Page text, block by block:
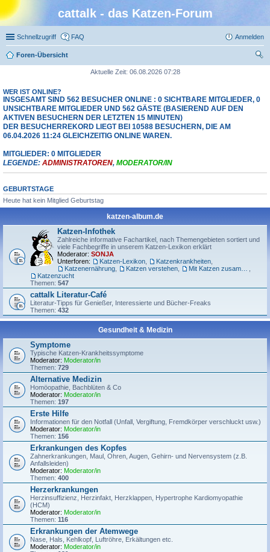
cattalk - das Katzen-Forum
Schnellzugriff FAQ Anmelden
Foren-Übersicht
Aktuelle Zeit: 06.08.2026 07:28
WER IST ONLINE?
INSGESAMT SIND 562 BESUCHER ONLINE : 0 SICHTBARE MITGLIEDER, 0
UNSICHTBARE MITGLIEDER UND 562 GÄSTE (BASIEREND AUF DEN
AKTIVEN BESUCHERN DER LETZTEN 15 MINUTEN)
DER BESUCHERREKORD LIEGT BEI 10588 BESUCHERN, DIE AM
06.04.2026 11:24 GLEICHZEITIG ONLINE WAREN.
MITGLIEDER: 0 MITGLIEDER
LEGENDE: ADMINISTRATOREN, MODERATOR/IN
GEBURTSTAGE
Heute hat kein Mitglied Geburtstag
katzen-album.de
Katzen-Infothek
Zahlreiche informative Fachartikel, nach Themengebieten sortiert und
viele Fachbegriffe in unserem Katzen-Lexikon erklärt
Moderator: SONJA
Unterforen:
Katzen-Lexikon Katzenkrankheiten
Katzenernährung
Katzen verstehen
Katzenzucht
Themen: 547
cattalk Literatur-Café
Literatur-Tipps für Genießer, Interessierte und Bücher-Freaks
Themen: 432
Gesundheit & Medizin
Symptome
Typische Katzen-Krankheitssymptome
Moderator: Moderator/in
Themen: 729
Alternative Medizin
Homöopathie, Bachblüten & Co
Moderator: Moderator/in
Themen: 197
Erste Hilfe
Informationen für den Notfall (Unfall, Vergiftung, Fremdkörper verschluckt usw.)
Moderator: Moderator/in
Themen: 156
Erkrankungen des Kopfes
Zahnerkrankungen, Maul, Ohren, Augen, Gehirn- und Nervensystem (z.B.
Anfallsleiden)
Moderator: Moderator/in
Themen: 400
Herzerkrankungen
Herzinsuffizienz, Herzinfakt, Herzklappen, Hypertrophe Kardiomyopathie
(HCM)
Moderator: Moderator/in
Themen: 116
Erkrankungen der Atemwege
Nase, Hals, Kehlkopf, Luftröhre, Erkältungen etc.
Moderator: Moderator/in